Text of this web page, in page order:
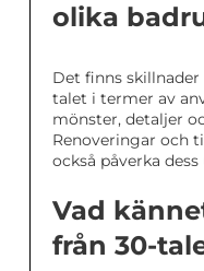
olika
Det finns
talet i termer av
mönster, detaljer
Renoveringar och
också påverka
Vad
från 30-